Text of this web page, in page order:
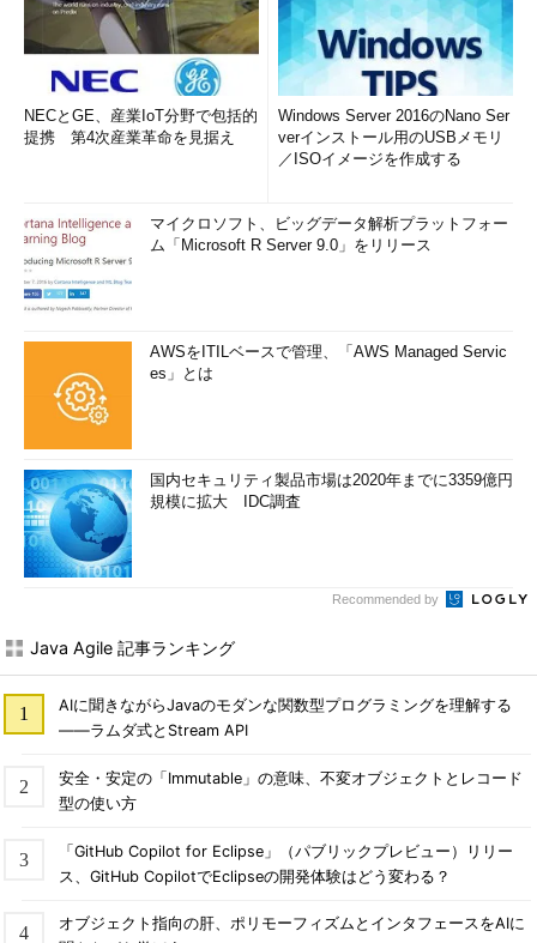
NECとGE、産業IoT分野で包括的
提携 第4次産業革命を見据え
Windows Server 2016のNano Ser
verインストール用のUSBメモリ
／ISOイメージを作成する
マイクロソフト、ビッグデータ解析プラットフォー
ム「Microsoft R Server 9.0」をリリース
AWSをITILベースで管理、「AWS Managed Servic
es」とは
国内セキュリティ製品市場は2020年までに3359億円
規模に拡大 IDC調査
Recommended by
Java Agile 記事ランキング
AIに聞きながらJavaのモダンな関数型プログラミングを理解する
――ラムダ式とStream API
安全・安定の「Immutable」の意味、不変オブジェクトとレコード
型の使い方
「GitHub Copilot for Eclipse」（パブリックプレビュー）リリー
ス、GitHub CopilotでEclipseの開発体験はどう変わる？
オブジェクト指向の肝、ポリモーフィズムとインタフェースをAIに